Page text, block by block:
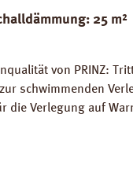
25 m²
von PRINZ:
schwimmenden
die Verlegung auf
m: 1 Rolle = 25 m²